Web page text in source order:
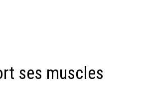
ses muscles